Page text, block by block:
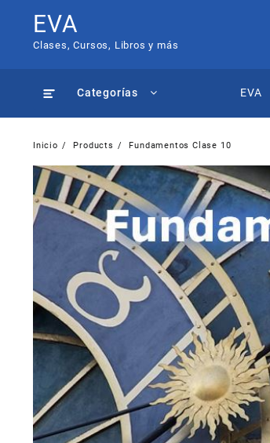
contenido
EVA
Clases, Cursos, Libros y más
Categorías EVA
Inicio Products Fundamentos Clase 10